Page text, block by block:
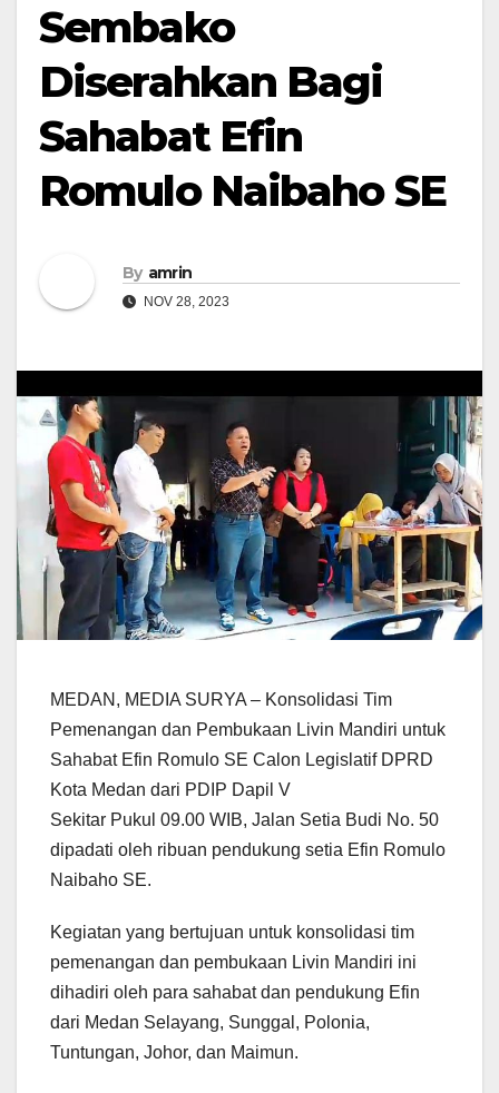
Sembako
Diserahkan Bagi
Sahabat Efin
Romulo Naibaho SE
By amrin
NOV 28, 2023
MEDAN, MEDIA SURYA – Konsolidasi Tim
Pemenangan dan Pembukaan Livin Mandiri untuk
Sahabat Efin Romulo SE Calon Legislatif DPRD
Kota Medan dari PDIP Dapil V
Sekitar Pukul 09.00 WIB, Jalan Setia Budi No. 50
dipadati oleh ribuan pendukung setia Efin Romulo
Naibaho SE.
Kegiatan yang bertujuan untuk konsolidasi tim
pemenangan dan pembukaan Livin Mandiri ini
dihadiri oleh para sahabat dan pendukung Efin
dari Medan Selayang, Sunggal, Polonia,
Tuntungan, Johor, dan Maimun.